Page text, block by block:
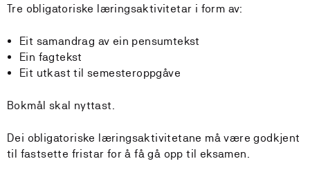
Tre obligatoriske læringsaktivitetar i form av:
Eit samandrag av ein pensumtekst
Ein fagtekst
Eit utkast til semesteroppgåve
Bokmål skal nyttast.
Dei obligatoriske læringsaktivitetane må være godkjent
til fastsette fristar for å få gå opp til eksamen.